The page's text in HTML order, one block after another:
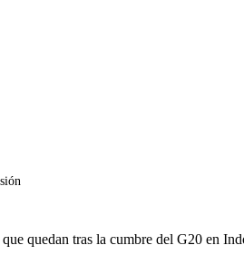
quedan tras la cumbre del G20 en